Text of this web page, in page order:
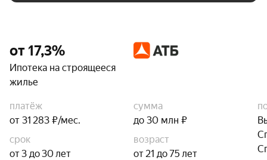
от 17,3%
Ипотека на строящееся
жилье
платёж
от 31 283 ₽/мес.
сумма
до 30 млн ₽
срок
от 3 до 30 лет
возраст
от 21 до 75 лет